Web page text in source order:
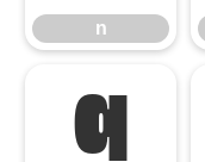
n
q